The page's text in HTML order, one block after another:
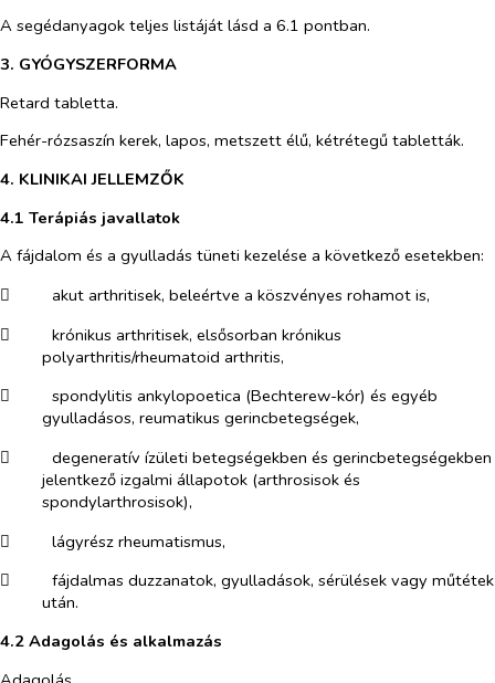
A segédanyagok teljes listáját lásd a 6.1 pontban.
3. GYÓGYSZERFORMA
Retard tabletta.
Fehér-rózsaszín kerek, lapos, metszett élű, kétrétegű tabletták.
4. KLINIKAI JELLEMZŐK
4.1 Terápiás javallatok
A fájdalom és a gyulladás tüneti kezelése a következő esetekben:
​
akut arthritisek, beleértve a köszvényes rohamot is,
​
krónikus arthritisek, elsősorban krónikus
polyarthritis/rheumatoid arthritis,
​
spondylitis ankylopoetica (Bechterew-kór) és egyéb
gyulladásos, reumatikus gerincbetegségek,
​
degeneratív ízületi betegségekben és gerincbetegségekben
jelentkező izgalmi állapotok (arthrosisok és
spondylarthrosisok),
​
lágyrész rheumatismus,
​
fájdalmas duzzanatok, gyulladások, sérülések vagy műtétek
után.
4.2 Adagolás és alkalmazás